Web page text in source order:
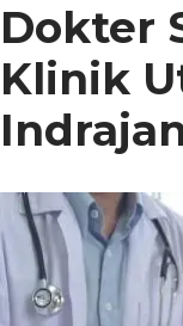
Dokter
Klinik